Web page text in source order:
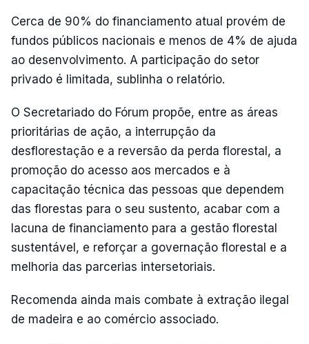
Cerca de 90% do financiamento atual provém de
fundos públicos nacionais e menos de 4% de ajuda
ao desenvolvimento. A participação do setor
privado é limitada, sublinha o relatório.
O Secretariado do Fórum propõe, entre as áreas
prioritárias de ação, a interrupção da
desflorestação e a reversão da perda florestal, a
promoção do acesso aos mercados e à
capacitação técnica das pessoas que dependem
das florestas para o seu sustento, acabar com a
lacuna de financiamento para a gestão florestal
sustentável, e reforçar a governação florestal e a
melhoria das parcerias intersetoriais.
Recomenda ainda mais combate à extração ilegal
de madeira e ao comércio associado.